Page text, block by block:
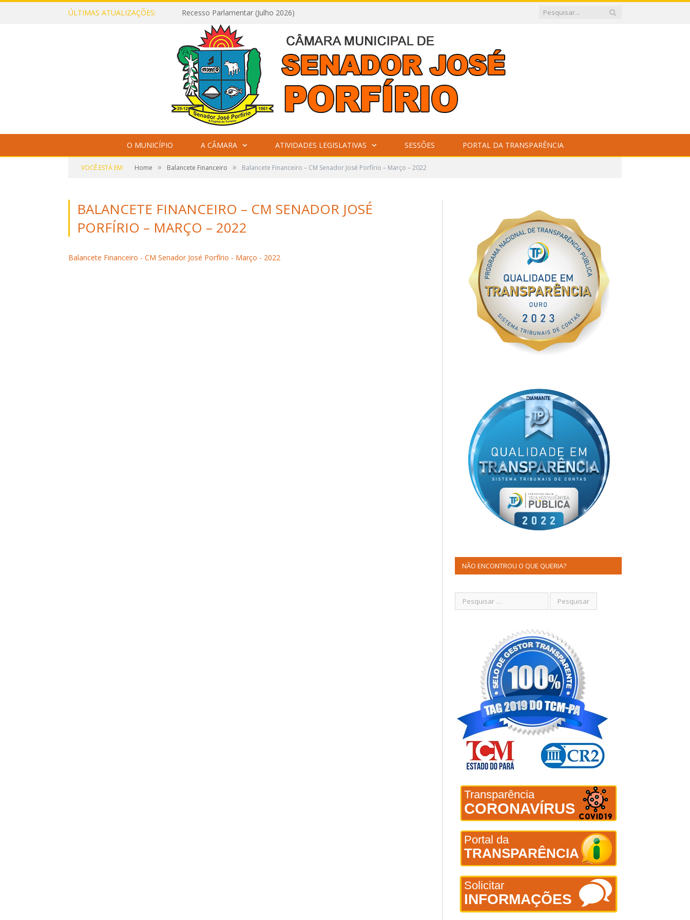
ÚLTIMAS ATUALIZAÇÕES: Recesso Parlamentar (Julho 2026)
O MUNICÍPIO A CÂMARA ATIVIDADES LEGISLATIVAS SESSÕES PORTAL DA TRANSPARÊNCIA
VOCÊ ESTÁ EM: Home » Balancete Financeiro » Balancete Financeiro – CM Senador José Porfírio – Março – 2022
BALANCETE FINANCEIRO – CM SENADOR JOSÉ
PORFÍRIO – MARÇO – 2022
Balancete Financeiro - CM Senador José Porfírio - Março - 2022
NÃO ENCONTROU O QUE QUERIA?
Transparência
CORONAVÍRUS
Portal da
TRANSPARÊNCIA
Solicitar
INFORMAÇÕES